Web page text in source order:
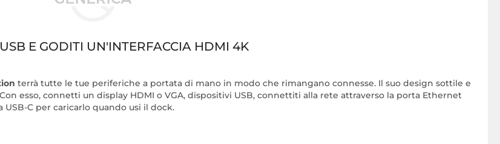
E GODITI UN'INTERFACCIA HDMI 4K
terrà tutte le tue periferiche a portata di mano in modo che rimangano connesse. Il suo design sottile e
esso, connetti un display HDMI o VGA, dispositivi USB, connettiti alla rete attraverso la porta Ethernet
C per caricarlo quando usi il dock.